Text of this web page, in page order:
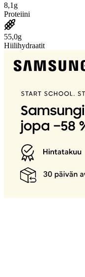
8,1g
Proteiini
55,0g
Hiilihydraatit